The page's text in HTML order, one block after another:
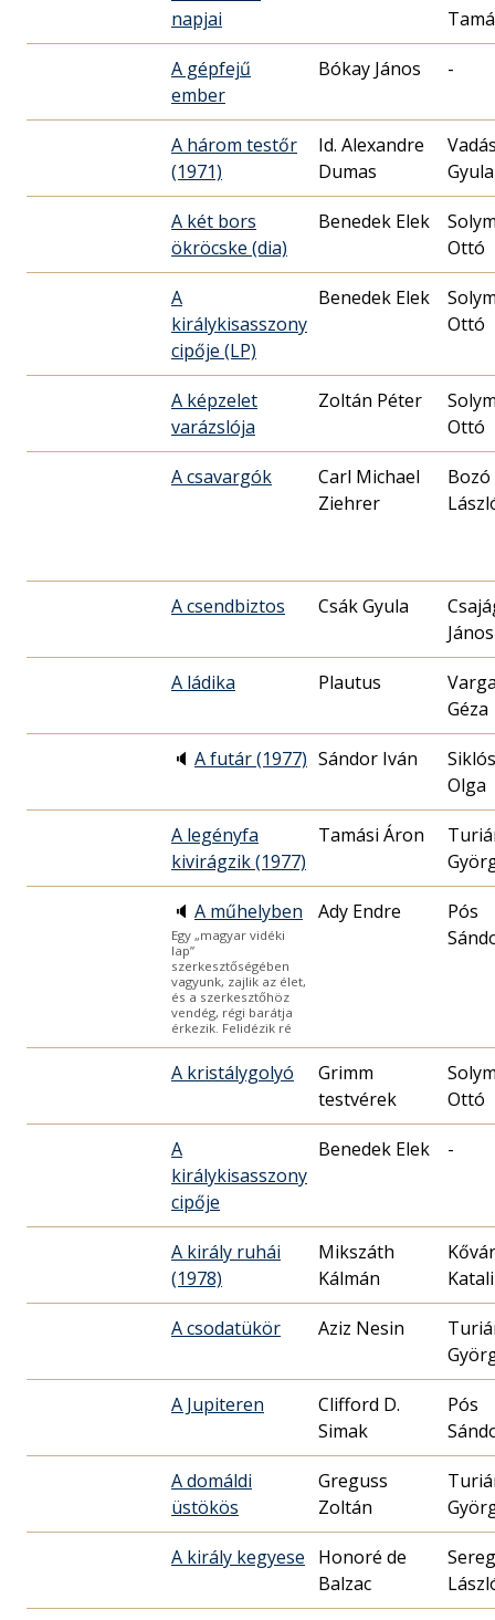
napjai
A gépfejű
ember
Bókay János -
A három testőr
(1971)
Id. Alexandre
Dumas
Gyula
A két bors
ökröcske (dia)
Benedek Elek
Ottó
A
királykisasszony
cipője (LP)
Benedek Elek
Ottó
A képzelet
varázslója
Zoltán Péter
Ottó
A csavargók
Carl Michael
Ziehrer
Bozó
A csendbiztos Csák Gyula
János
A ládika Plautus
Géza
🔈 A futár (1977) Sándor Iván
Siklós
Olga
A legényfa
kivirágzik (1977)
Tamási Áron
🔈 A műhelyben
Egy „magyar vidéki
lap”
szerkesztőségében
vagyunk, zajlik az élet,
és a szerkesztőhöz
vendég, régi barátja
érkezik. Felidézik ré
Ady Endre
Pós
A kristálygolyó
Grimm
testvérek
Ottó
A
királykisasszony
cipője
Benedek Elek -
A király ruhái
(1978)
Mikszáth
Kálmán
A csodatükör Aziz Nesin
A Jupiteren
Clifford D.
Simak
Pós
A domáldi
üstökös
Greguss
Zoltán
A király kegyese
Honoré de
Balzac